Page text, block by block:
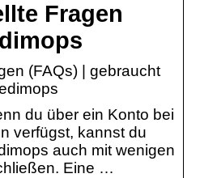
Fragen
(FAQs) | gebraucht
du über ein Konto bei
verfügst, kannst du
auch mit wenigen
Eine …